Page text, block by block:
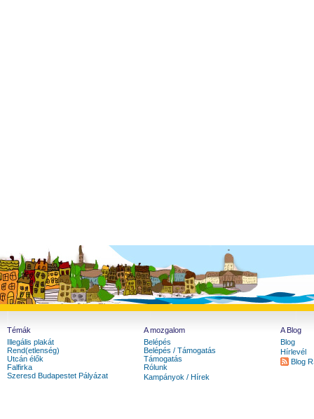
Témák
Illegális plakát
Rend(etlenség)
Utcán élők
Falfirka
Szeresd Budapestet Pályázat
A mozgalom
Belépés
Belépés / Támogatás
Támogatás
Rólunk
Kampányok / Hírek
A Blog
Blog
Hírlevél
Blog